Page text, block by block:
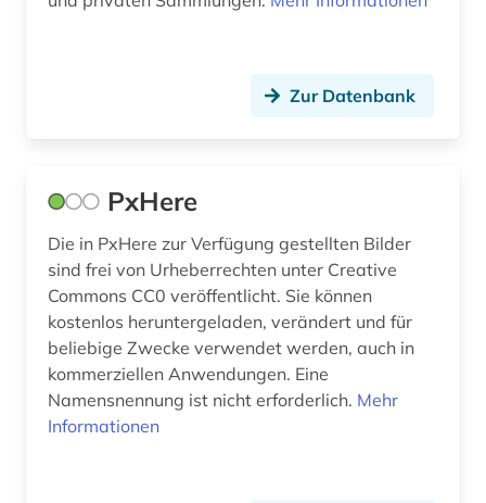
schauspieler (1)
schlüsselkompetenz (1)
schweden (2)
schweiz (1)
Zur Datenbank
PxHere
Die in PxHere zur Verfügung gestellten Bilder
sind frei von Urheberrechten unter Creative
Commons CC0 veröffentlicht. Sie können
kostenlos heruntergeladen, verändert und für
beliebige Zwecke verwendet werden, auch in
kommerziellen Anwendungen. Eine
Namensnennung ist nicht erforderlich. Mehr
Informationen